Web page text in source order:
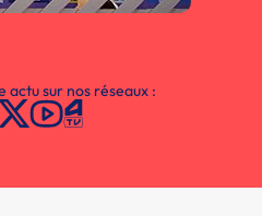
actu sur nos réseaux :